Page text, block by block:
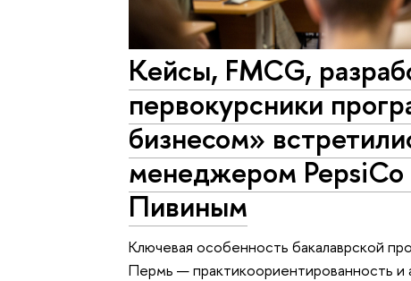
Кейсы, FMCG,
первокурсники
бизнесом»
менеджером PepsiCo
Пивиным
Ключевая особенность бакалаврской
Пермь — практикоориентированность и